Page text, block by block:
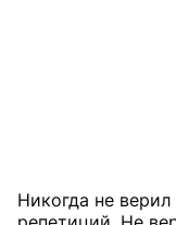
Никогда не